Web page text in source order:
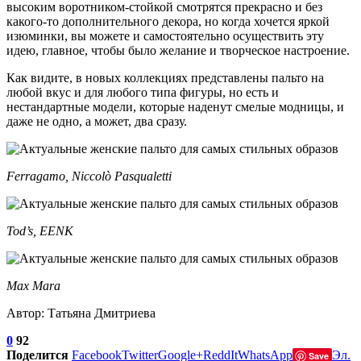
высоким воротником-стойкой смотрятся прекрасно и без
какого-то дополнительного декора, но когда хочется яркой
изюминки, вы можете и самостоятельно осуществить эту
идею, главное, чтобы было желание и творческое настроение.
Как видите, в новых коллекциях представлены пальто на
любой вкус и для любого типа фигуры, но есть и
нестандартные модели, которые наденут смелые модницы, и
даже не одно, а может, два сразу.
Ferragamo, Niccolò Pasqualetti
Tod’s, EENK
Max Mara
Автор: Татьяна Дмитриева
0 92
Поделится FacebookTwitterGoogle+ReddItWhatsApp Save Эл.